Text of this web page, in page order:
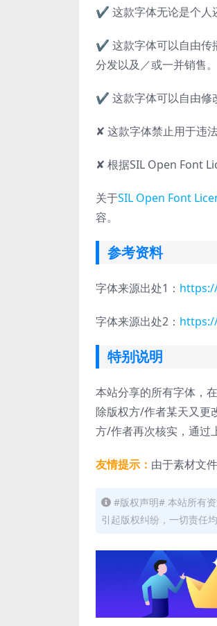
✔ 这款字体无论是个人
✔ 这款字体可以自由传
分发以及／或一并销售。
✔ 这款字体可以自由修
✘ 这款字体禁止用于违
✘ 根据SIL Open Font
关于SIL Open Font
容。
参考资料
字体来源出处1：
字体来源出处2：
特别说明
本站分享的所有字体，
除版权方/作者某天又更
方/作者再次核实，通过
友情提示： 由于素材文
#版权声明# 本站所有
引起版权纠纷，一切责任